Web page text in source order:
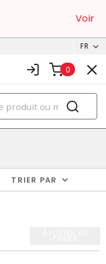
Voir
FR
0
TRIER PAR